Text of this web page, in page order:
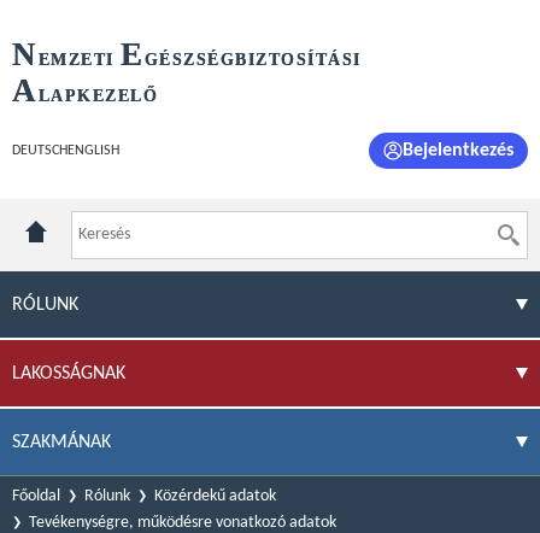
NEMZETI E GÉSZSÉGBIZTOSÍTÁSI
ALAPKEZELŐ
DEUTSCH ENGLISH Bejelentkezés
RÓLUNK
LAKOSSÁGNAK
SZAKMÁNAK
Főoldal Rólunk
Közérdekű adatok
Tevékenységre, működésre vonatkozó adatok